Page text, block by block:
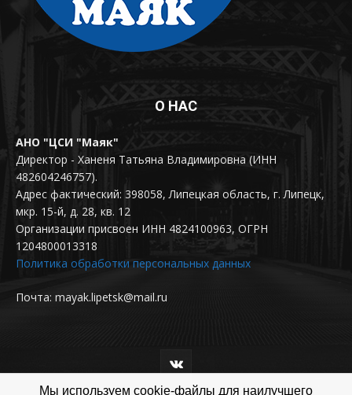
О НАС
АНО "ЦСИ "Маяк"
Директор - Ханеня Татьяна Владимировна (ИНН
482604246757).
Адрес фактический: 398058, Липецкая область, г. Липецк,
мкр. 15-й, д. 28, кв. 12
Организации присвоен ИНН 4824100963, ОГРН
1204800013318
Политика обработки персональных данных
Почта: mayak.lipetsk@mail.ru
Мы используем cookie-файлы для наилучшего